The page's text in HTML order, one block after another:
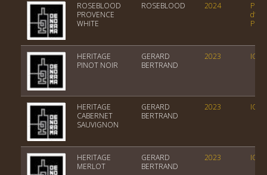
ROSEBLOOD
PROVENCE
WHITE
ROSEBLOOD 2024
HERITAGE
PINOT NOIR
GERARD
BERTRAND
2023 IGP
HERITAGE
CABERNET
SAUVIGNON
GERARD
BERTRAND
2023 IGP
HERITAGE
MERLOT
GERARD
BERTRAND
2023 IGP